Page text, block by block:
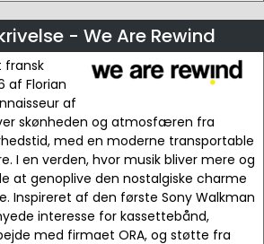
- We Are Rewind
fransk
af Florian
af
skønheden og atmosfæren fra
med en moderne transportable
I en verden, hvor musik bliver mere og
at genoplive den nostalgiske charme
Inspireret af den første Sony Walkman
interesse for kassettebånd,
med firmaet ORA, og støtte fra